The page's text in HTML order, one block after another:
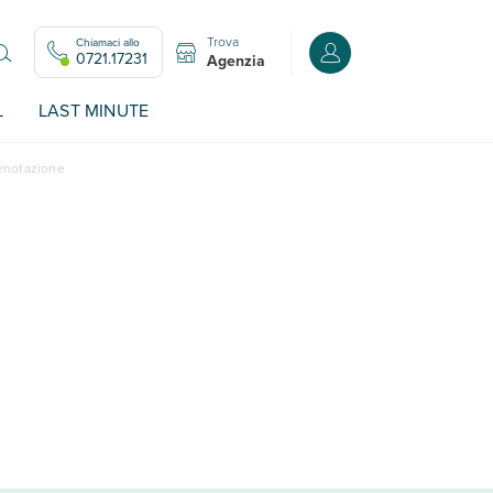
Chiamaci allo
0721.17231
Trova
Agenzia Accedi o registrati
LAST MINUTE